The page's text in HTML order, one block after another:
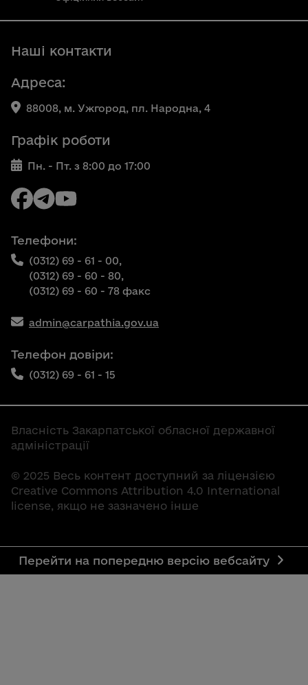
Наші контакти
Адреса:
88008, м. Ужгород, пл. Народна, 4
Графік роботи
Пн. - Пт. з 8:00 до 17:00
Телефони:
(0312) 69 - 61 - 00,
(0312) 69 - 60 - 80,
(0312) 69 - 60 - 78 факс
admin@carpathia.gov.ua
Телефон довіри:
(0312) 69 - 61 - 15
Власність Закарпатської обласної державної
адміністрації
© 2025 Весь контент доступний за ліцензією
Creative Commons Attribution 4.0 International
license, якщо не зазначено інше
Перейти на попередню версію вебсайту